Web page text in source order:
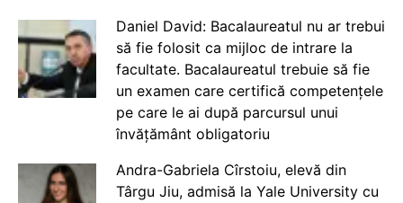
Daniel David: Bacalaureatul nu ar trebui
să fie folosit ca mijloc de intrare la
facultate. Bacalaureatul trebuie să fie
un examen care certifică competențele
pe care le ai după parcursul unui
învățământ obligatoriu
Andra-Gabriela Cîrstoiu, elevă din
Târgu Jiu, admisă la Yale University cu